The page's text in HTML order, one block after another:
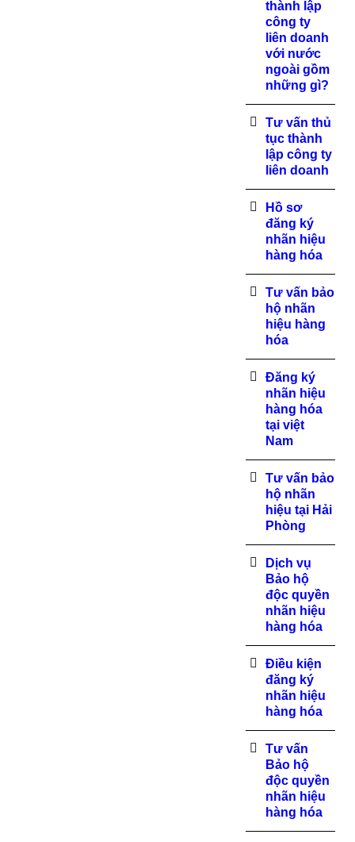
thành lập
công ty
liên doanh
với nước
ngoài gồm
những gì?
Tư vấn thủ
tục thành
lập công ty
liên doanh
Hồ sơ
đăng ký
nhãn hiệu
hàng hóa
Tư vấn bảo
hộ nhãn
hiệu hàng
hóa
Đăng ký
nhãn hiệu
hàng hóa
tại việt
Nam
Tư vấn bảo
hộ nhãn
hiệu tại Hải
Phòng
Dịch vụ
Bảo hộ
độc quyền
nhãn hiệu
hàng hóa
Điều kiện
đăng ký
nhãn hiệu
hàng hóa
Tư vấn
Bảo hộ
độc quyền
nhãn hiệu
hàng hóa